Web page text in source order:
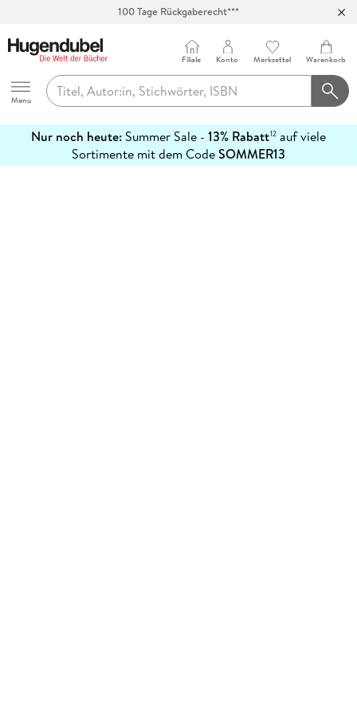
100 Tage Rückgaberecht***
Hugendubel
Menu
Filiale Konto Merkzettel Warenkorb
Nur noch heute: Summer Sale - 13% Rabatt12 auf viele
Sortimente mit dem CodeSOMMER13
erfahren